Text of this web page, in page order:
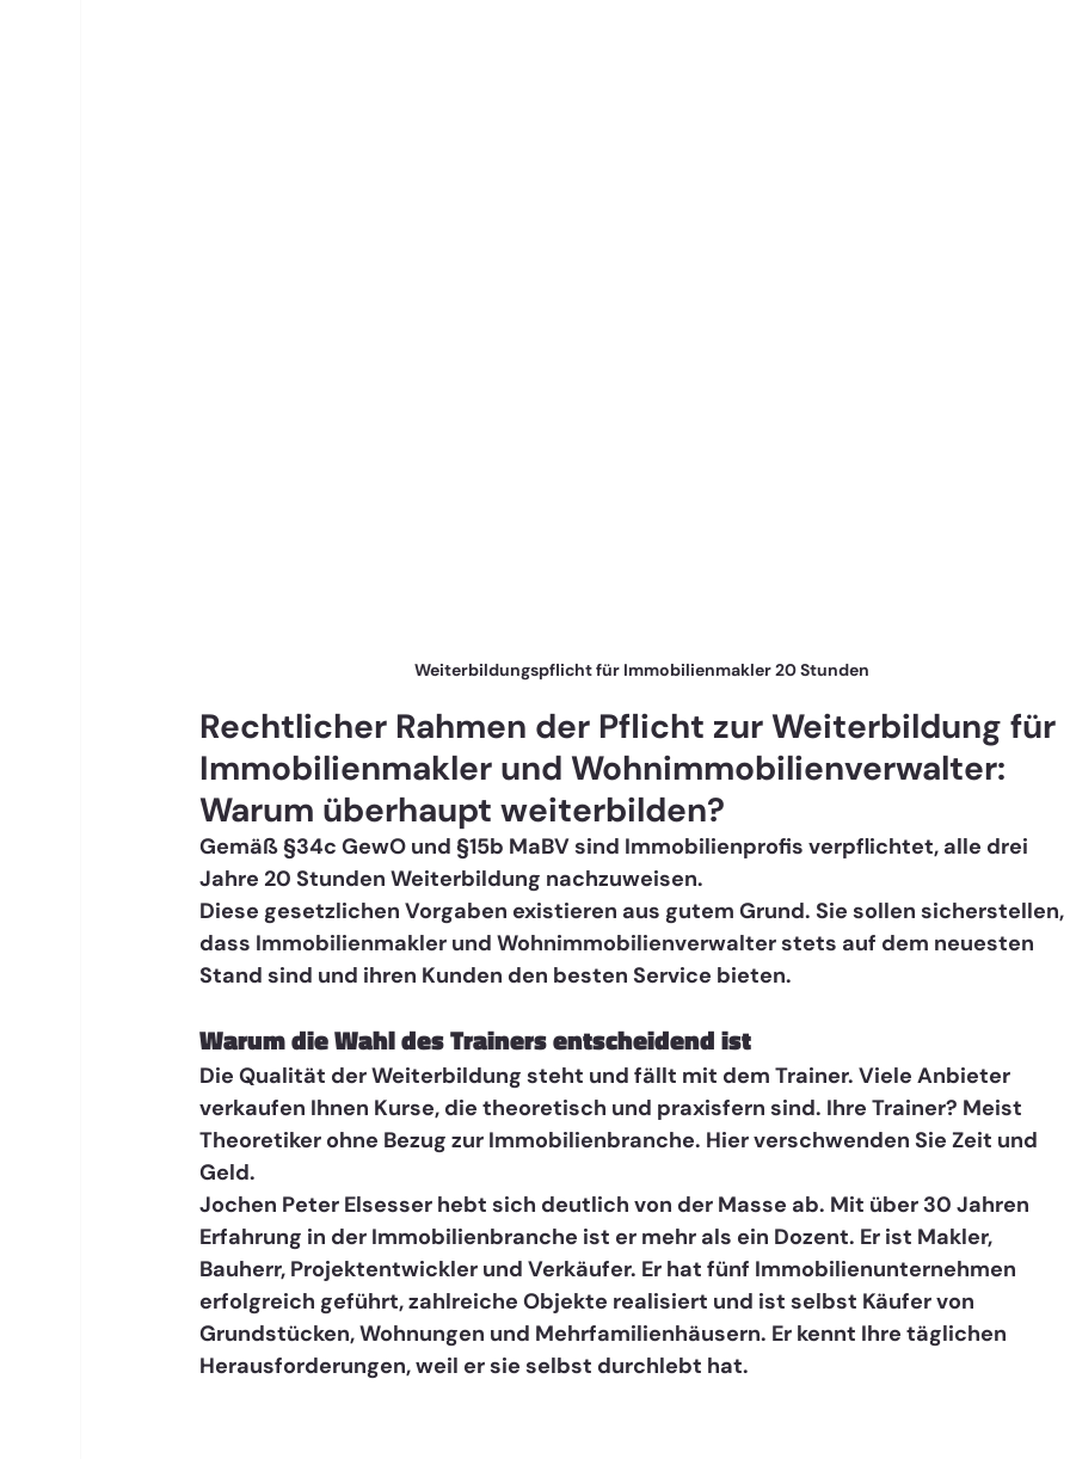
Weiterbildungspflicht für Immobilienmakler 20 Stunden
Rechtlicher Rahmen der Pflicht zur Weiterbildung für
Immobilienmakler und Wohnimmobilienverwalter:
Warum überhaupt weiterbilden?
Gemäß §34c GewO und §15b MaBV sind Immobilienprofis verpflichtet, alle drei
Jahre 20 Stunden Weiterbildung nachzuweisen.
Diese gesetzlichen Vorgaben existieren aus gutem Grund. Sie sollen sicherstellen,
dass Immobilienmakler und Wohnimmobilienverwalter stets auf dem neuesten
Stand sind und ihren Kunden den besten Service bieten.
Warum die Wahl des Trainers entscheidend ist
Die Qualität der Weiterbildung steht und fällt mit dem Trainer. Viele Anbieter
verkaufen Ihnen Kurse, die theoretisch und praxisfern sind. Ihre Trainer? Meist
Theoretiker ohne Bezug zur Immobilienbranche. Hier verschwenden Sie Zeit und
Geld.
Jochen Peter Elsesser hebt sich deutlich von der Masse ab. Mit über 30 Jahren
Erfahrung in der Immobilienbranche ist er mehr als ein Dozent. Er ist Makler,
Bauherr, Projektentwickler und Verkäufer. Er hat fünf Immobilienunternehmen
erfolgreich geführt, zahlreiche Objekte realisiert und ist selbst Käufer von
Grundstücken, Wohnungen und Mehrfamilienhäusern. Er kennt Ihre täglichen
Herausforderungen, weil er sie selbst durchlebt hat.